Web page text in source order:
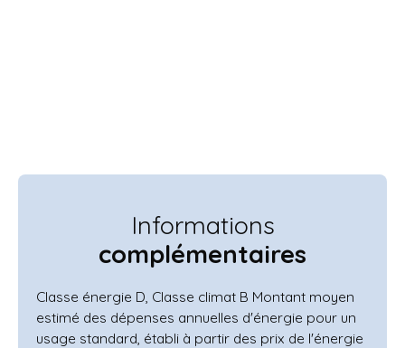
Informations
complémentaires
Classe énergie D, Classe climat B Montant moyen
estimé des dépenses annuelles d'énergie pour un
usage standard, établi à partir des prix de l'énergie